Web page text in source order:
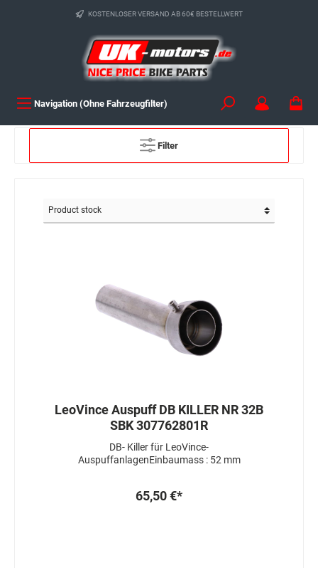
KOSTENLOSER VERSAND AB 60€ BESTELLWERT
Navigation (Ohne Fahrzeugfilter)
Filter
LeoVince Auspuff DB KILLER NR 32B
SBK 307762801R
DB- Killer für LeoVince-
AuspuffanlagenEinbaumass : 52 mm
65,50 €*